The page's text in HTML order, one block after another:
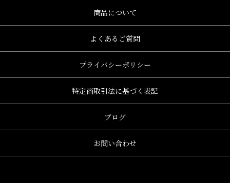
商品について
よくあるご質問
プライバシーポリシー
特定商取引法に基づく表記
ブログ
お問い合わせ